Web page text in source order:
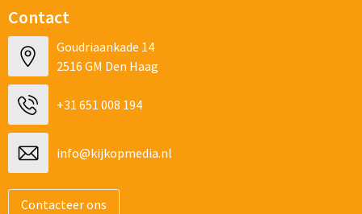
Contact
Goudriaankade 14
2516 GM Den Haag
+31 651 008 194
info@kijkopmedia.nl
Contacteer ons